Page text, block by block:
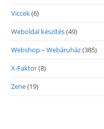
Viccek(6)
Weboldal készítés(49)
Webshop – Webáruház(385)
X-Faktor(8)
Zene(19)